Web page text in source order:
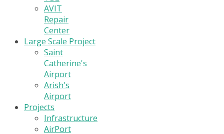
AVIT
Repair
Center
Large Scale Project
Saint
Catherine's
Airport
Arish's
Airport
Projects
Infrastructure
AirPort